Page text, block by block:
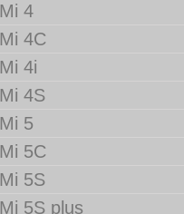
Mi 4
Mi 4C
Mi 4i
Mi 4S
Mi 5
Mi 5C
Mi 5S
Mi 5S plus